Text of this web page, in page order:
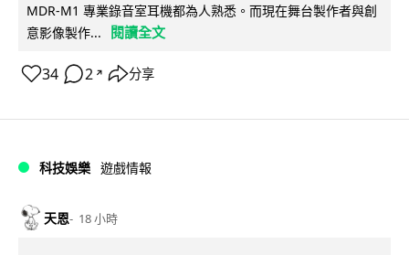
MDR-M1 專業錄音室耳機都為人熟悉。而現在舞台製作者與創
意影像製作...
閱讀全文
34 2 ↗ 分享
科技娛樂 遊戲情報
天恩 18 小時